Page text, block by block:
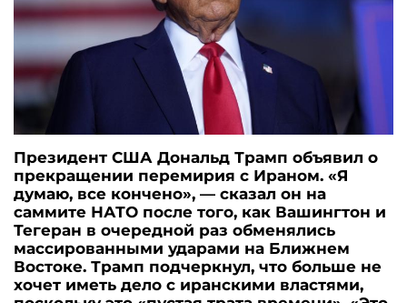
Президент США Дональд Трамп объявил о
прекращении перемирия с Ираном. «Я
думаю, все кончено», — сказал он на
саммите НАТО после того, как Вашингтон и
Тегеран в очередной раз обменялись
массированными ударами на Ближнем
Востоке. Трамп подчеркнул, что больше не
хочет иметь дело с иранскими властями,